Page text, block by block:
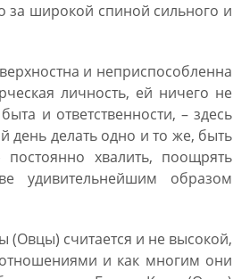
за широкой спиной сильного и
и неприспособленна
личность, ей ничего не
и ответственности, – здесь
делать одно и то же, быть
хвалить, поощрять
удивительнейшим образом
считается и не высокой,
и как многим они